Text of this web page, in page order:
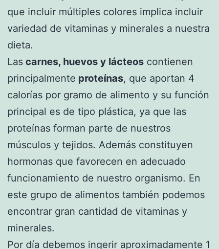
que incluir múltiples colores implica incluir
variedad de vitaminas y minerales a nuestra
dieta.
Las carnes, huevos y lácteos contienen
principalmente proteínas, que aportan 4
calorías por gramo de alimento y su función
principal es de tipo plástica, ya que las
proteínas forman parte de nuestros
músculos y tejidos. Además constituyen
hormonas que favorecen en adecuado
funcionamiento de nuestro organismo. En
este grupo de alimentos también podemos
encontrar gran cantidad de vitaminas y
minerales.
Por día debemos ingerir aproximadamente 1